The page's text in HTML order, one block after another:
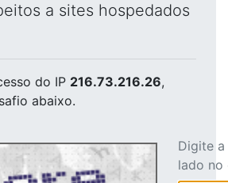
a sites hospedados
do IP 216.73.216.26,
abaixo.
Digite
lado no